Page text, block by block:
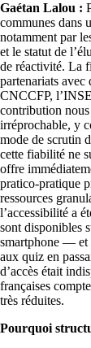
Gaétan Lalou :
communes dans
notamment par
et le statut de
de réactivité. La
partenariats avec
CNCCFP,
contribution
irréprochable, y
mode de scrutin
cette fiabilité ne
offre
pratico-pratique
ressources
l’accessibilité a
sont disponibles
smartphone — et
aux quiz en
d’accès était
françaises
très réduites.
Pourquoi